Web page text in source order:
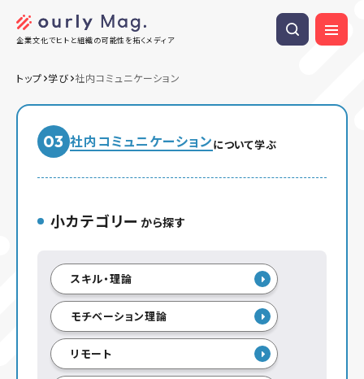
企業文化でヒトと組織の可能性を拓くメディア
トップ 学び 社内コミュニケーション
03 社内コミュニケーションについて学ぶ
小カテゴリー から探す
スキル・理論
モチベーション理論
リモート